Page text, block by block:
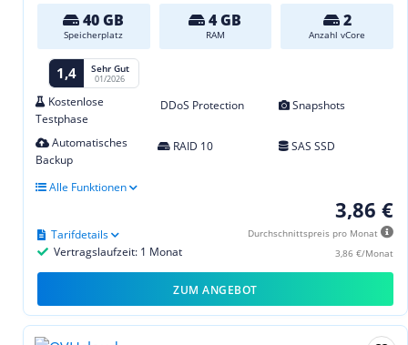
40 GB
Speicherplatz
4 GB
RAM
2
Anzahl vCore
1,4 Sehr Gut
01/2026
Kostenlose
Testphase
DDoS Protection Snapshots
Automatisches
Backup
RAID 10 SAS SSD
Alle Funktionen
3,86 €
Durchschnittspreis pro Monat
3,86 €/Monat
Vertragslaufzeit: 1 Monat
Tarifdetails
ZUM ANGEBOT